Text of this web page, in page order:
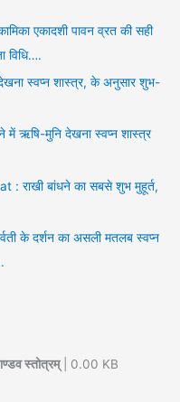
एकादशी पावन व्रत की सही
विधि….
स्वप्न शास्त्र, के अनुसार शुभ-
ऋषि-मुनि देखना स्वप्न शास्त्र
राखी बांधने का सबसे शुभ मुहूर्त,
के दर्शन का असली मतलब स्वप्न
स्तोत्रम्| 0.00 KB